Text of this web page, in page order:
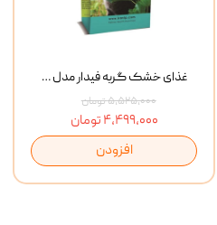
غذای خشک گربه فیدار مدل Adult وزن 10 کیلوگرم
۵,۵۲۵,۰۰۰ تومان
۴,۴۹۹,۰۰۰ تومان
افزودن